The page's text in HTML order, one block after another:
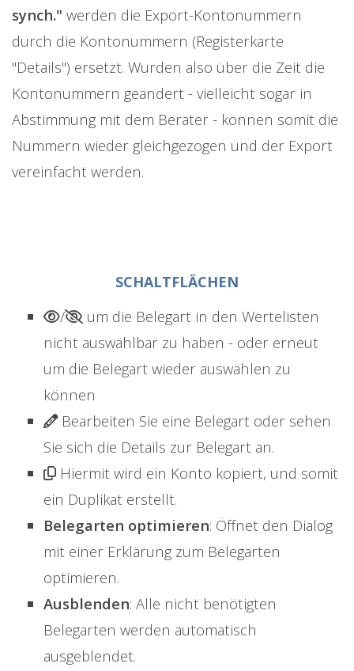
synch." werden die Export-Kontonummern
durch die Kontonummern (Registerkarte
"Details") ersetzt. Wurden also über die Zeit die
Kontonummern geändert - vielleicht sogar in
Abstimmung mit dem Berater - können somit die
Nummern wieder gleichgezogen und der Export
vereinfacht werden.
SCHALTFLÄCHEN
/
um die Belegart in den Wertelisten
nicht auswählbar zu haben - oder erneut
um die Belegart wieder auswählen zu
können
Bearbeiten Sie eine Belegart oder sehen
Sie sich die Details zur Belegart an.
Hiermit wird ein Konto kopiert, und somit
ein Duplikat erstellt.
Belegarten optimieren: Öffnet den Dialog
mit einer Erklärung zum Belegarten
optimieren.
Ausblenden: Alle nicht benötigten
Belegarten werden automatisch
ausgeblendet.